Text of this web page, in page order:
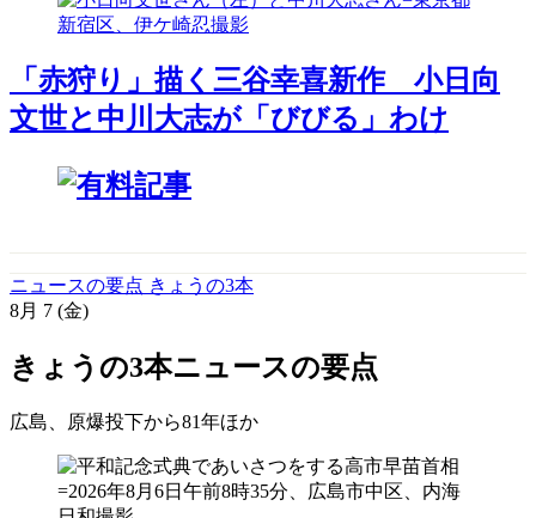
「赤狩り」描く三谷幸喜新作 小日向
文世と中川大志が「びびる」わけ
ニュースの要点 きょうの3本
8月 7 (金)
きょうの3本ニュースの要点
広島、原爆投下から81年ほか